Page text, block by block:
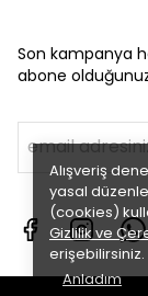
Alışveriş
yasal
(cookies)
Gizlilik ve
erişebilirsiniz.
Anladım
Son kampanya
abone